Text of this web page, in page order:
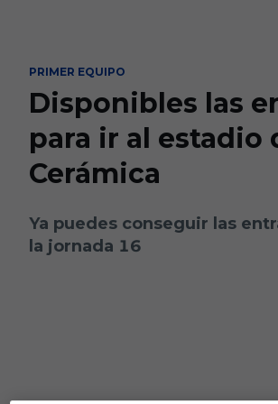
PRIMER EQUIPO
Disponibles las
para ir al estadio
Cerámica
Ya puedes conseguir las
la jornada 16